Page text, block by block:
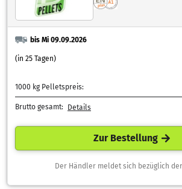
bis Mi 09.09.2026
(in 25 Tagen)
1000 kg Pelletspreis:
Brutto gesamt: Details
Zur Bestellung
Der Händler meldet sich bezüglich